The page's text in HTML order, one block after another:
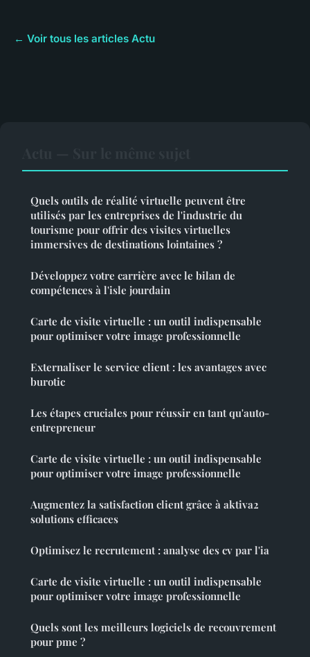
← Voir tous les articles Actu
Quels outils de réalité virtuelle peuvent être
utilisés par les entreprises de l'industrie du
tourisme pour offrir des visites virtuelles
immersives de destinations lointaines ?
Développez votre carrière avec le bilan de
compétences à l'isle jourdain
Carte de visite virtuelle : un outil indispensable
pour optimiser votre image professionnelle
Externaliser le service client : les avantages avec
burotic
Les étapes cruciales pour réussir en tant qu'auto-
entrepreneur
Carte de visite virtuelle : un outil indispensable
pour optimiser votre image professionnelle
Augmentez la satisfaction client grâce à aktiva2
solutions efficaces
Optimisez le recrutement : analyse des cv par l'ia
Carte de visite virtuelle : un outil indispensable
pour optimiser votre image professionnelle
Quels sont les meilleurs logiciels de recouvrement
pour pme ?